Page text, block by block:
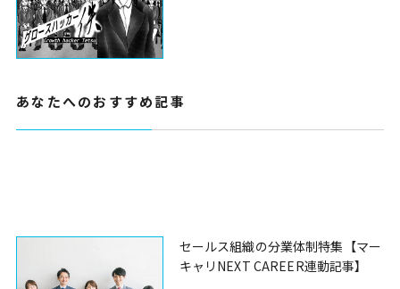
あなたへのおすすめ記事
セールス組織の分業体制特集【マー
キャリNEXT CAREER連動記事】